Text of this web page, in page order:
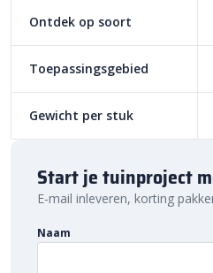
rubberen hamer om de banden
alle banden op hetzelfde niveau
verwerkingstips heb je
afwerking van je bestrating.
snelle levering
Bij Bestratingsmarkt.com ben je
Nederland. Dankzij onze ruime
Ontdek op soort
Toepassingsgebied
Gewicht per stuk
Start je tuinproject
E-mail inleveren, korting
Naam